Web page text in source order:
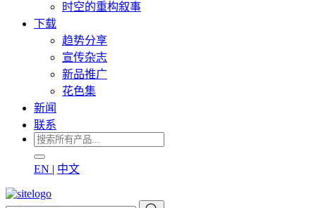
时空的重构叙事
下载
趋势分享
宣传杂志
新品推广
花色集
新闻
联系
EN | 中文